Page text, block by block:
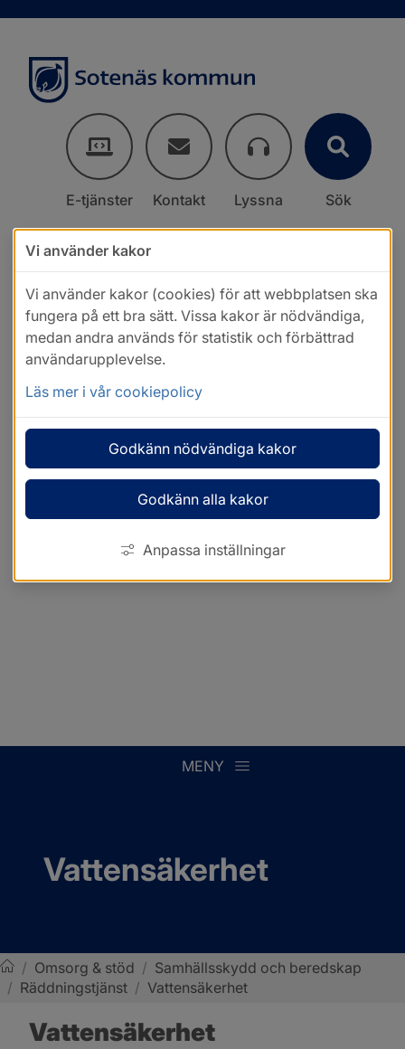
E-tjänster Kontakt Lyssna Sök
MENY
Vattensäkerhet
Sotenäs kommun
/ Omsorg & stöd / Samhällsskydd och beredskap
/ Räddningstjänst / Vattensäkerhet
Vattensäkerhet
Vi använder kakor
Vi använder kakor (cookies) för att webbplatsen ska
fungera på ett bra sätt. Vissa kakor är nödvändiga,
medan andra används för statistik och förbättrad
användarupplevelse.
Läs mer i vår cookiepolicy
Godkänn nödvändiga kakor
Godkänn alla kakor
Anpassa inställningar